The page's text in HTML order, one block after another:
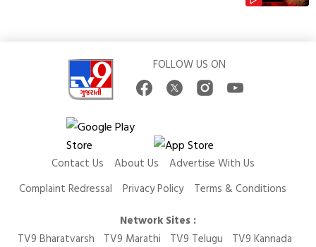
FOLLOW US ON
Contact Us About Us
Advertise With Us
Complaint Redressal
Privacy Policy
Terms & Conditions
Network Sites :
TV9 Bharatvarsh
TV9 Marathi TV9 Telugu TV9 Kannada